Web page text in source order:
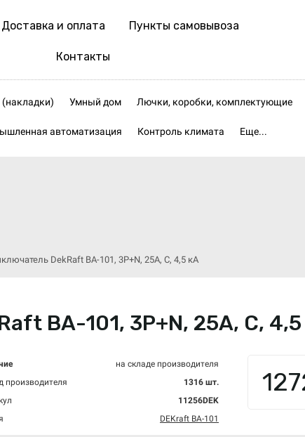
Доставка и оплата Пункты самовывоза
Контакты
Умный дом Лючки, коробки, комплектующие
автоматизация Контроль климата Еще...
DekRaft ВА-101, 3P+N, 25А, С, 4,5 кА
ВА-101, 3P+N, 25А, С,
на складе производителя
производителя
1316 шт.
11256DEK
DEKraft ВА-101